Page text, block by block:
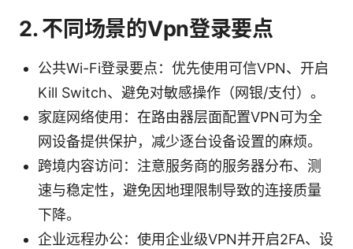
2. 不同场景的Vpn登录要点
公共Wi-Fi登录要点：优先使用可信VPN、开启
Kill Switch、避免对敏感操作（网银/支付）。
家庭网络使用：在路由器层面配置VPN可为全
网设备提供保护，减少逐台设备设置的麻烦。
跨境内容访问：注意服务商的服务器分布、测
速与稳定性，避免因地理限制导致的连接质量
下降。
企业远程办公：使用企业级VPN并开启2FA、设